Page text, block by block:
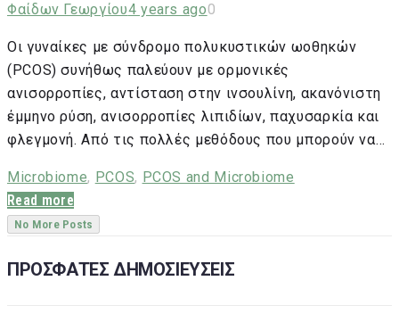
Φαίδων Γεωργίου4 years ago0
Οι γυναίκες με σύνδρομο πολυκυστικών ωοθηκών
(PCOS) συνήθως παλεύουν με ορμονικές
ανισορροπίες, αντίσταση στην ινσουλίνη, ακανόνιστη
έμμηνο ρύση, ανισορροπίες λιπιδίων, παχυσαρκία και
φλεγμονή. Από τις πολλές μεθόδους που μπορούν να…
Microbiome, PCOS, PCOS and Microbiome
Read more
No More Posts
ΠΡΟΣΦΑΤΕΣ ΔΗΜΟΣΙΕΥΣΕΙΣ